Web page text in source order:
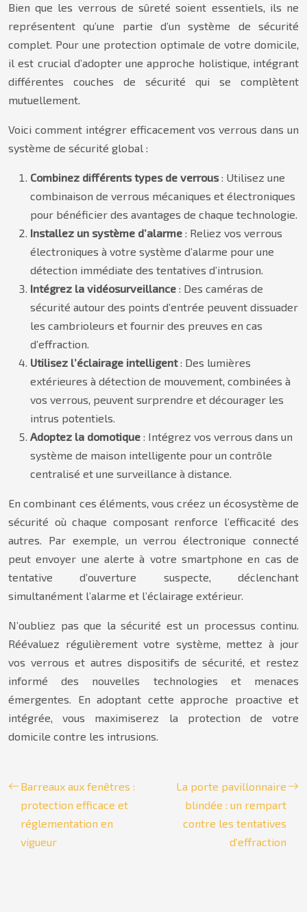
Bien que les verrous de sûreté soient essentiels, ils ne
représentent qu’une partie d’un système de sécurité
complet. Pour une protection optimale de votre domicile,
il est crucial d’adopter une approche holistique, intégrant
différentes couches de sécurité qui se complètent
mutuellement.
Voici comment intégrer efficacement vos verrous dans un
système de sécurité global :
Combinez différents types de verrous: Utilisez une
combinaison de verrous mécaniques et électroniques
pour bénéficier des avantages de chaque technologie.
Installez un système d’alarme : Reliez vos verrous
électroniques à votre système d’alarme pour une
détection immédiate des tentatives d’intrusion.
Intégrez la vidéosurveillance : Des caméras de
sécurité autour des points d’entrée peuvent dissuader
les cambrioleurs et fournir des preuves en cas
d’effraction.
Utilisez l’éclairage intelligent: Des lumières
extérieures à détection de mouvement, combinées à
vos verrous, peuvent surprendre et décourager les
intrus potentiels.
Adoptez la domotique : Intégrez vos verrous dans un
système de maison intelligente pour un contrôle
centralisé et une surveillance à distance.
En combinant ces éléments, vous créez un écosystème de
sécurité où chaque composant renforce l’efficacité des
autres. Par exemple, un verrou électronique connecté
peut envoyer une alerte à votre smartphone en cas de
tentative d’ouverture suspecte, déclenchant
simultanément l’alarme et l’éclairage extérieur.
N’oubliez pas que la sécurité est un processus continu.
Réévaluez régulièrement votre système, mettez à jour
vos verrous et autres dispositifs de sécurité, et restez
informé des nouvelles technologies et menaces
émergentes. En adoptant cette approche proactive et
intégrée, vous maximiserez la protection de votre
domicile contre les intrusions.
Barreaux aux fenêtres :
protection efficace et
réglementation en
vigueur
La porte pavillonnaire
blindée : un rempart
contre les tentatives
d’effraction